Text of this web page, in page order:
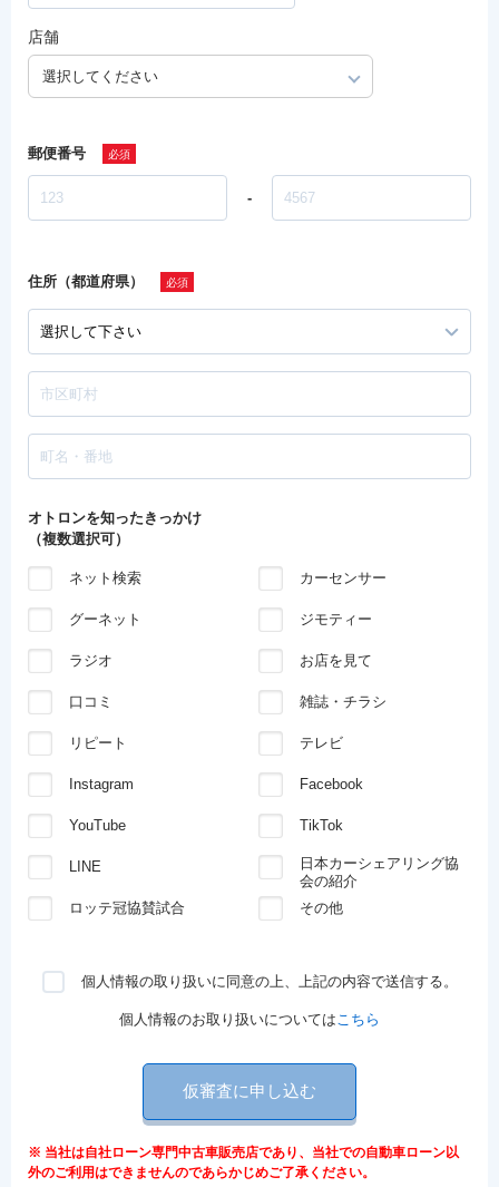
店舗
選択してください
郵便番号
-
住所（都道府県）
オトロンを知ったきっかけ
（複数選択可）
ネット検索 カーセンサー
グーネット ジモティー
ラジオ お店を見て
口コミ 雑誌・チラシ
リピート テレビ
Instagram Facebook
YouTube TikTok
LINE
日本カーシェアリング協
会の紹介
ロッテ冠協賛試合
その他
個人情報の取り扱いに同意の上、上記の内容で送信する。
個人情報のお取り扱いについてはこちら
仮審査に申し込む
※ 当社は自社ローン専門中古車販売店であり、当社での自動車ローン以
外のご利用はできませんのであらかじめご了承ください。